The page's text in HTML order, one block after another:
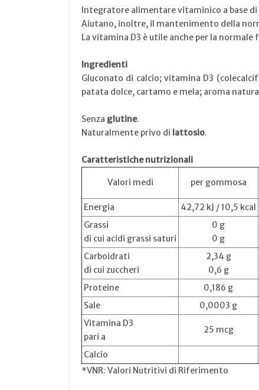
Integratore alimentare vitaminico a base di
Aiutano, inoltre, il mantenimento della
La vitamina D3 è utile anche per la
Ingredienti
Gluconato di calcio; vitamina D3
patata dolce, cartamo e mela; aroma
Senza glutine.
Naturalmente privo di lattosio.
Caratteristiche nutrizionali
Valori medi per gommosa
Energia 42,72 kJ / 10,5 kcal
Grassi
di cui acidi grassi saturi
0 g
0 g
Carboidrati
di cui zuccheri
2,34 g
0,6 g
Proteine
0,186 g
Sale
0,0003 g
Vitamina D3
pari a
25 mcg
Calcio
*VNR: Valori Nutritivi di Riferimento